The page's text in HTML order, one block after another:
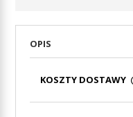
OPIS
KOSZTY DOSTAWY
PŁATNOŚCI